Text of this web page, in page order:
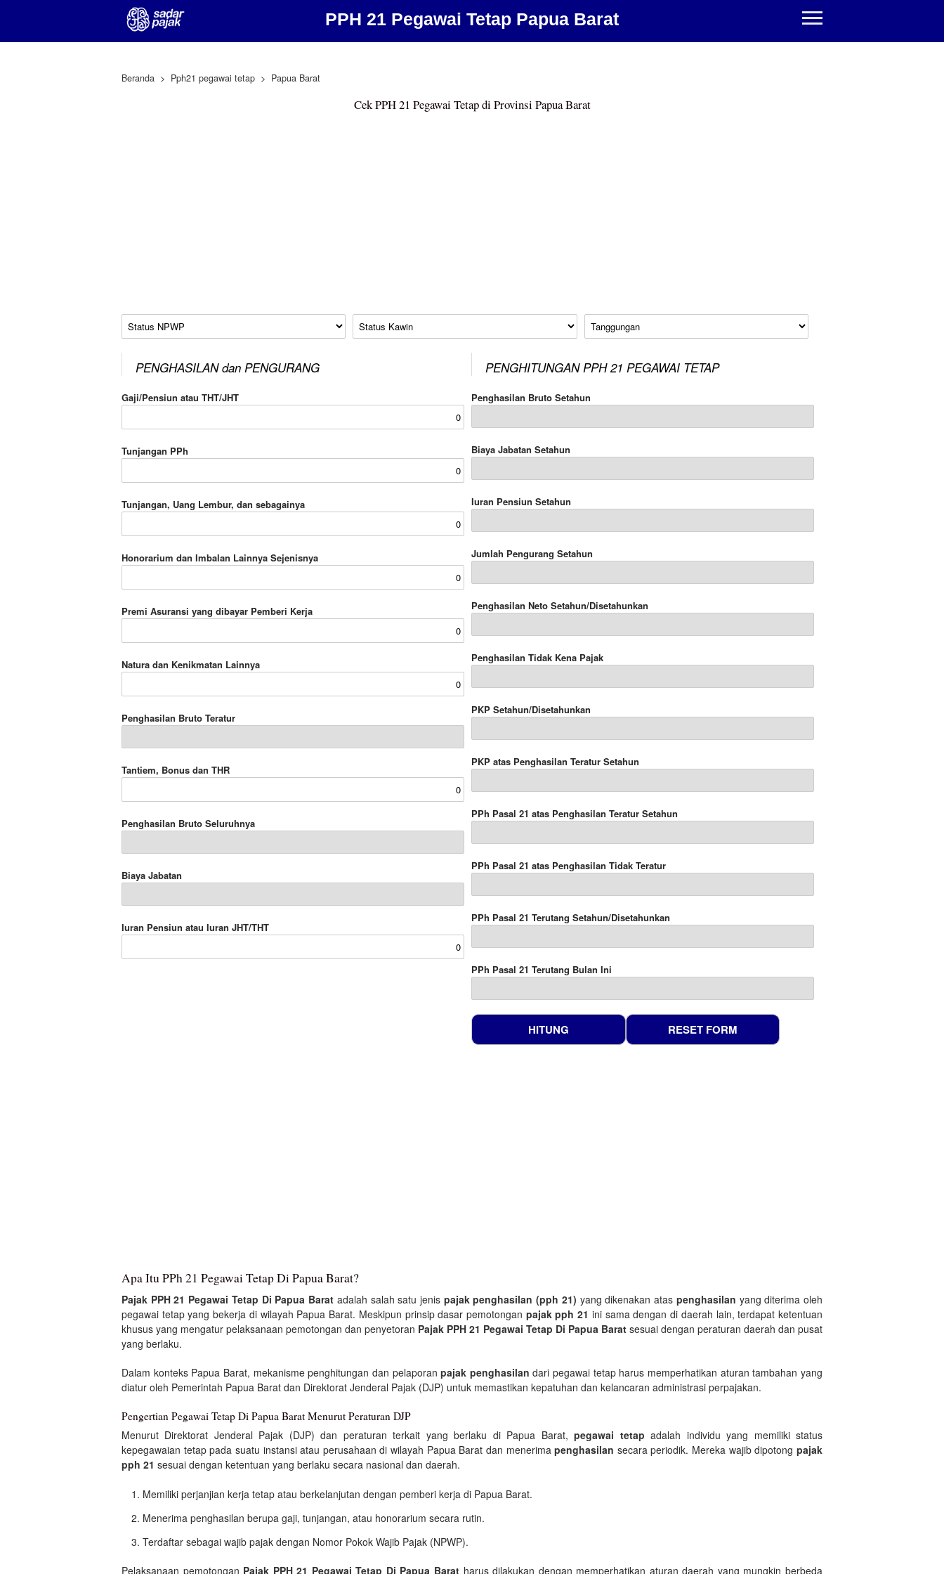
PPH 21 Pegawai Tetap Papua Barat
Beranda Pph21 pegawai tetap Papua Barat
Cek PPH 21 Pegawai Tetap di Provinsi Papua Barat
Status NPWP Status Kawin Tanggungan
PENGHASILAN dan PENGURANG
Gaji/Pensiun atau THT/JHT
Tunjangan PPh
Tunjangan, Uang Lembur, dan sebagainya
Honorarium dan Imbalan Lainnya Sejenisnya
Premi Asuransi yang dibayar Pemberi Kerja
Natura dan Kenikmatan Lainnya
Penghasilan Bruto Teratur
Tantiem, Bonus dan THR
Penghasilan Bruto Seluruhnya
Biaya Jabatan
Iuran Pensiun atau Iuran JHT/THT
PENGHITUNGAN PPH 21 PEGAWAI TETAP
Penghasilan Bruto Setahun
Biaya Jabatan Setahun
Iuran Pensiun Setahun
Jumlah Pengurang Setahun
Penghasilan Neto Setahun/Disetahunkan
Penghasilan Tidak Kena Pajak
PKP Setahun/Disetahunkan
PKP atas Penghasilan Teratur Setahun
PPh Pasal 21 atas Penghasilan Teratur Setahun
PPh Pasal 21 atas Penghasilan Tidak Teratur
PPh Pasal 21 Terutang Setahun/Disetahunkan
PPh Pasal 21 Terutang Bulan Ini
Apa Itu PPh 21 Pegawai Tetap Di Papua Barat?
Pajak PPH 21 Pegawai Tetap Di Papua Barat adalah salah satu jenis pajak penghasilan (pph 21) yang dikenakan atas penghasilan yang diterima oleh
pegawai tetap yang bekerja di wilayah Papua Barat. Meskipun prinsip dasar pemotongan pajak pph 21 ini sama dengan di daerah lain, terdapat ketentuan
khusus yang mengatur pelaksanaan pemotongan dan penyetoran Pajak PPH 21 Pegawai Tetap Di Papua Barat sesuai dengan peraturan daerah dan pusat
yang berlaku.
Dalam konteks Papua Barat, mekanisme penghitungan dan pelaporanpajak penghasilan dari pegawai tetap harus memperhatikan aturan tambahan yang
diatur oleh Pemerintah Papua Barat dan Direktorat Jenderal Pajak (DJP) untuk memastikan kepatuhan dan kelancaran administrasi perpajakan.
Pengertian Pegawai Tetap Di Papua Barat Menurut Peraturan DJP
Menurut Direktorat Jenderal Pajak (DJP) dan peraturan terkait yang berlaku di Papua Barat,pegawai tetap adalah individu yang memiliki status
kepegawaian tetap pada suatu instansi atau perusahaan di wilayah Papua Barat dan menerimapenghasilan secara periodik. Mereka wajib dipotongpajak
pph 21 sesuai dengan ketentuan yang berlaku secara nasional dan daerah.
Memiliki perjanjian kerja tetap atau berkelanjutan dengan pemberi kerja di Papua Barat.
Menerima penghasilan berupa gaji, tunjangan, atau honorarium secara rutin.
Terdaftar sebagai wajib pajak dengan Nomor Pokok Wajib Pajak (NPWP).
Pelaksanaan pemotongan Pajak PPH 21 Pegawai Tetap Di Papua Barat harus dilakukan dengan memperhatikan aturan daerah yang mungkin berbeda